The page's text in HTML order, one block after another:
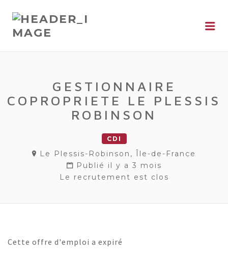
GESTIONNAIRE
COPROPRIETE LE PLESSIS
ROBINSON
CDI
Le Plessis-Robinson, Île-de-France
Publié il y a 3 mois
Le recrutement est clos
Cette offre d'emploi a expiré